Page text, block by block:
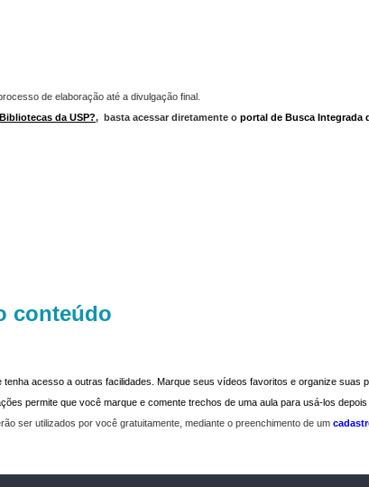
de elaboração até a divulgação final.
da USP?, basta acessar diretamente o portal de Busca Integrada
conteúdo
acesso a outras facilidades. Marque seus vídeos favoritos e organize suas
permite que você marque e comente trechos de uma aula para usá-los
ser utilizados por você gratuitamente, mediante o preenchimento de um